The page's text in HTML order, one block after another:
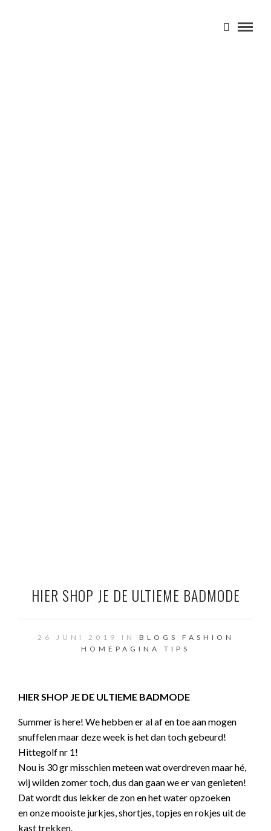
HIER SHOP JE DE ULTIEME BADMODE
26 JUNI 2019 IN BLOGS
FASHION
HOMEPAGINA
TIPS
HIER SHOP JE DE ULTIEME BADMODE
Summer is here! We hebben er al af en toe aan mogen
snuffelen maar deze week is het dan toch gebeurd!
Hittegolf nr 1!
Nou is 30 gr misschien meteen wat overdreven maar hé,
wij wilden zomer toch, dus dan gaan we er van genieten!
Dat wordt dus lekker de zon en het water opzoeken
en onze mooiste jurkjes, shortjes, topjes en rokjes uit de
kast trekken.